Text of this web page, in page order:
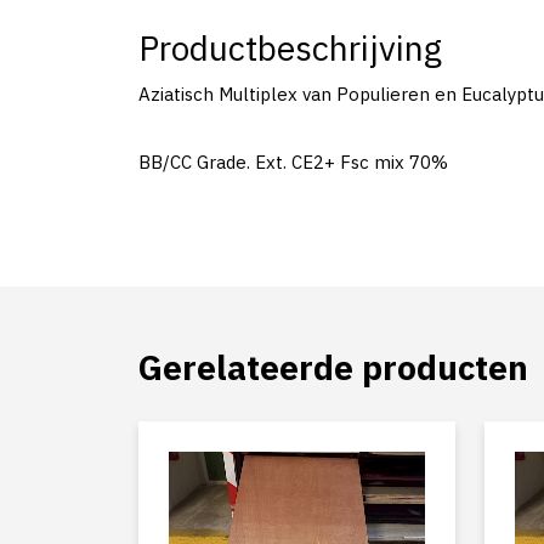
Productbeschrijving
Aziatisch Multiplex van Populieren en
BB/CC Grade. Ext. CE2+ Fsc mix 70%
Gerelateerde producten